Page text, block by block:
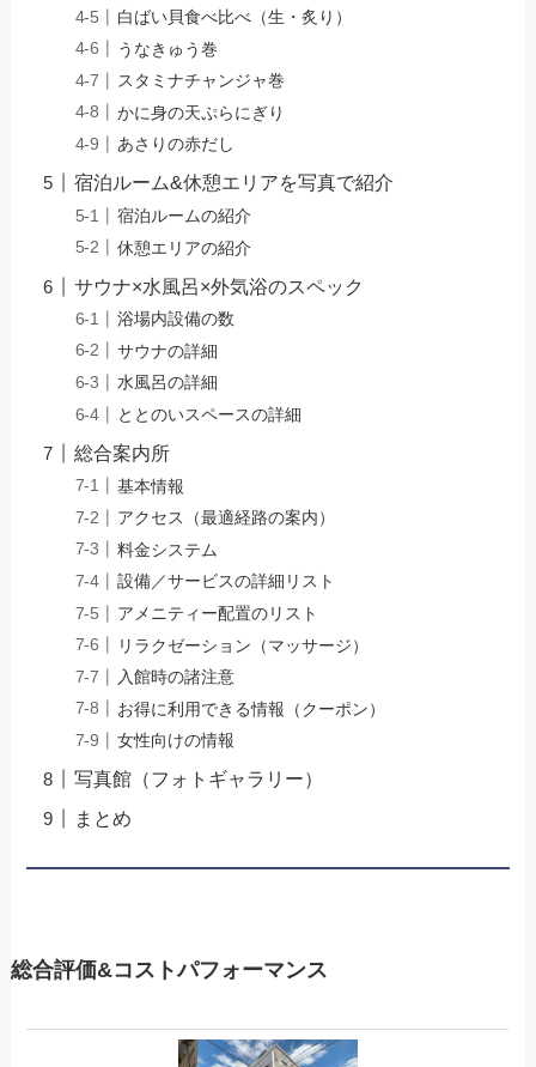
白ばい貝食べ比べ（生・炙り）
うなきゅう巻
スタミナチャンジャ巻
かに身の天ぷらにぎり
あさりの赤だし
宿泊ルーム&休憩エリアを写真で紹介
宿泊ルームの紹介
休憩エリアの紹介
サウナ×水風呂×外気浴のスペック
浴場内設備の数
サウナの詳細
水風呂の詳細
ととのいスペースの詳細
総合案内所
基本情報
アクセス（最適経路の案内）
料金システム
設備／サービスの詳細リスト
アメニティー配置のリスト
リラクゼーション（マッサージ）
入館時の諸注意
お得に利用できる情報（クーポン）
女性向けの情報
写真館（フォトギャラリー）
まとめ
総合評価&コストパフォーマンス